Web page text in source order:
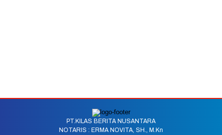
PT.KILAS BERITA NUSANTARA
NOTARIS : ERMA NOVITA, SH., M.Kn